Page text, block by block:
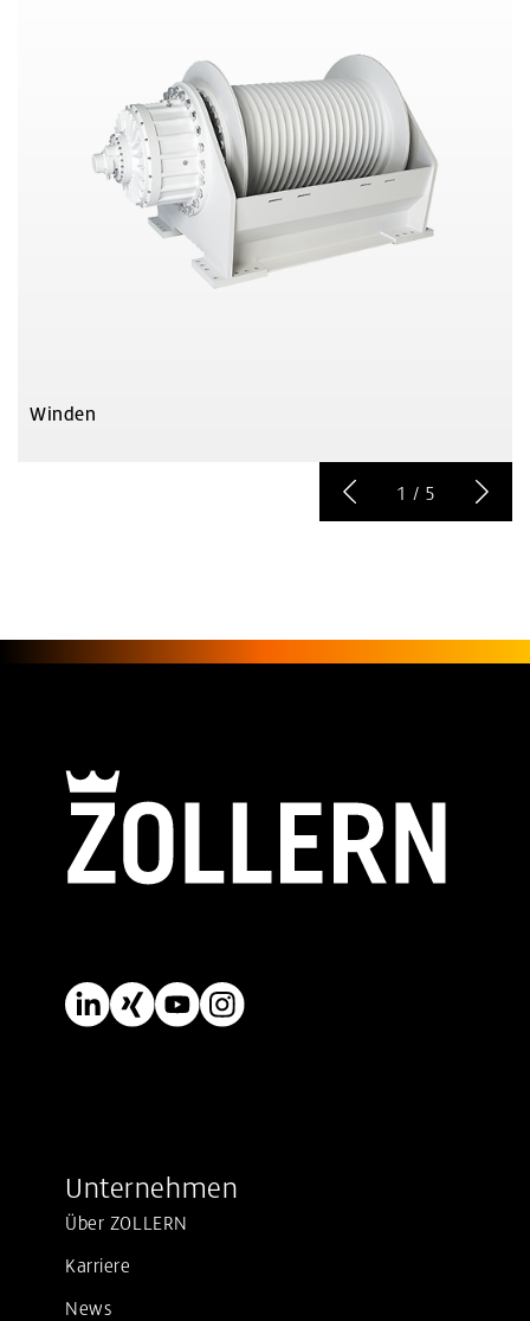
Winden
1 / 5
Unternehmen
Über ZOLLERN
Karriere
News